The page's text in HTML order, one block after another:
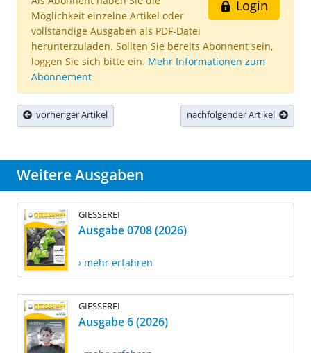
Login
Möglichkeit einzelne Artikel oder
vollständige Ausgaben als PDF-Datei
herunterzuladen. Sollten Sie bereits Abonnent sein,
loggen Sie sich bitte ein. Mehr Informationen zum
Abonnement
vorheriger Artikel nachfolgender Artikel
Weitere Ausgaben
GIESSEREI
Ausgabe 0708 (2026)
› mehr erfahren
GIESSEREI
Ausgabe 6 (2026)